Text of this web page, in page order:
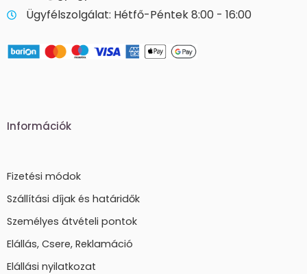
Ügyfélszolgálat: Hétfő-Péntek 8:00 - 16:00
Információk
Fizetési módok
Szállítási díjak és határidők
Személyes átvételi pontok
Elállás, Csere, Reklamáció
Elállási nyilatkozat